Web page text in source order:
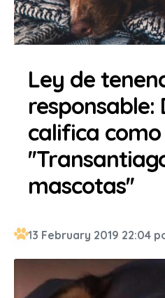
Ley de
responsable:
califica como
mascotas''
13 February 2019 22:04